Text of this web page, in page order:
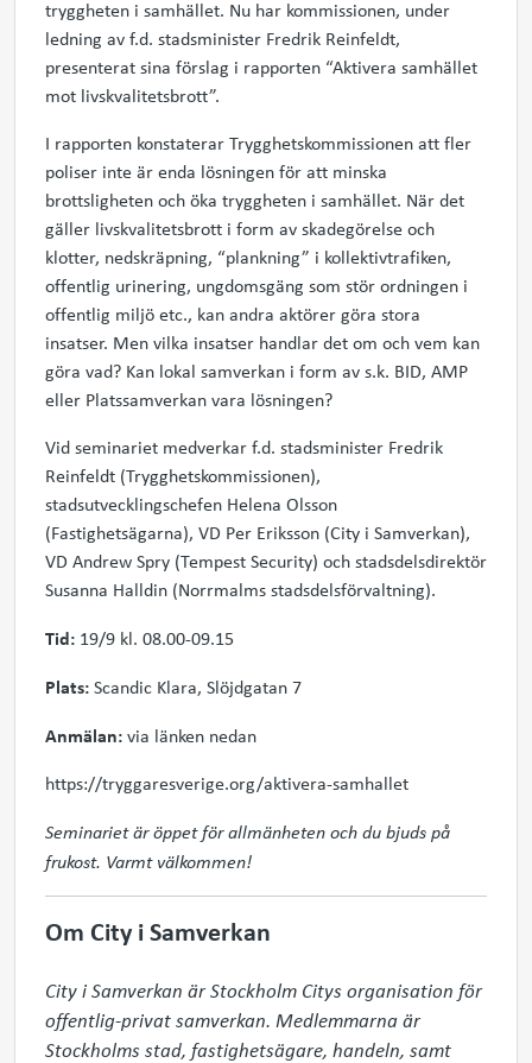
tryggheten i samhället. Nu har kommissionen, under
ledning av f.d. stadsminister Fredrik Reinfeldt,
presenterat sina förslag i rapporten “Aktivera samhället
mot livskvalitetsbrott”.
I rapporten konstaterar Trygghetskommissionen att fler
poliser inte är enda lösningen för att minska
brottsligheten och öka tryggheten i samhället. När det
gäller livskvalitetsbrott i form av skadegörelse och
klotter, nedskräpning, “plankning” i kollektivtrafiken,
offentlig urinering, ungdomsgäng som stör ordningen i
offentlig miljö etc., kan andra aktörer göra stora
insatser. Men vilka insatser handlar det om och vem kan
göra vad? Kan lokal samverkan i form av s.k. BID, AMP
eller Platssamverkan vara lösningen?
Vid seminariet medverkar f.d. stadsminister Fredrik
Reinfeldt (Trygghetskommissionen),
stadsutvecklingschefen Helena Olsson
(Fastighetsägarna), VD Per Eriksson (City i Samverkan),
VD Andrew Spry (Tempest Security) och stadsdelsdirektör
Susanna Halldin (Norrmalms stadsdelsförvaltning).
Tid: 19/9 kl. 08.00-09.15
Plats:Scandic Klara, Slöjdgatan 7
Anmälan:via länken nedan
https://tryggaresverige.org/aktivera-samhallet
Seminariet är öppet för allmänheten och du bjuds på
frukost. Varmt välkommen!
Om City i Samverkan
City i Samverkan är Stockholm Citys organisation för
offentlig-privat samverkan. Medlemmarna är
Stockholms stad, fastighetsägare, handeln, samt